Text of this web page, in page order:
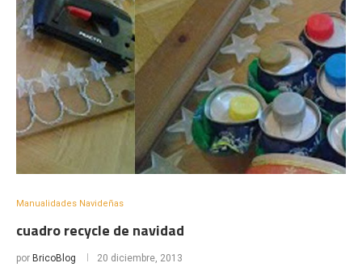
Manualidades Navideñas
cuadro recycle de navidad
por BricoBlog 20 diciembre, 2013